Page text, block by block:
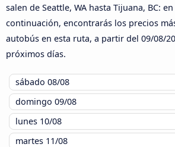
salen de Seattle, WA hasta Tijuana, BC:
continuación, encontrarás los precios
autobús en esta ruta, a partir del 09/08/
próximos días.
sábado 08/08
domingo 09/08
lunes 10/08
martes 11/08